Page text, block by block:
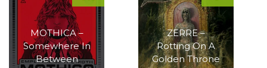
MOTHICA –
Somewhere In
Between
ZERRE –
Rotting On A
Golden Throne